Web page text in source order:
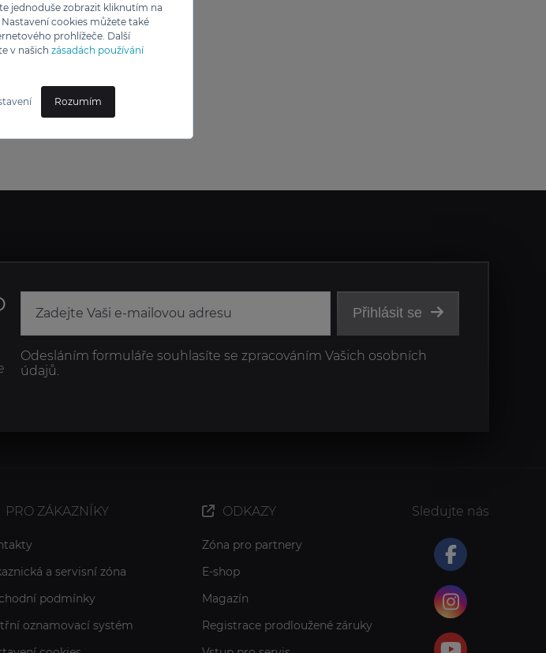
jednoduše zobrazit kliknutím na
cookies můžete také
prohlížeče. Další
v našich zásadách používání
Rozumím
Přihlásit se
Odesláním formuláře souhlasíte se zpracováním Vašich osobních
údajů.
PRO ZÁKAZNÍKY
a servisní zóna
podmínky
oznamovací systém
ODKAZY
Zóna pro partnery
E-shop
Magazín
Registrace prodloužené záruky
Sledujte nás